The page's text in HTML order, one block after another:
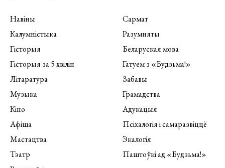
Навіны
Калумністыка
Гісторыя
Гісторыя за 5 хвілін
Літаратура
Музыка
Кіно
Афіша
Мастацтва
Тэатр
Сармат
Разумняты
Беларуская мова
Гатуем з «Будзьма!»
Забавы
Грамадства
Адукацыя
Псіхалогія і самаразвіццё
Экалогія
Паштоўкі ад «Будзьма!»